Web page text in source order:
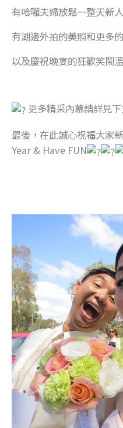
有哈囉夫婦放鬆一整天新
有湖邊外拍的美照和更多
以及慶祝晚宴的狂歡笑鬧
更多精采內幕請詳見
最後，在此誠心祝福大家
Year & Have FUN